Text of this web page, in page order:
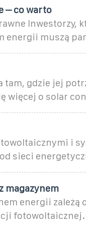
– co warto
Inwestorzy,
energii muszą
tam, gdzie jej
więcej o solar
i
sieci
magazynem
energii zależą
fotowoltaicznej.